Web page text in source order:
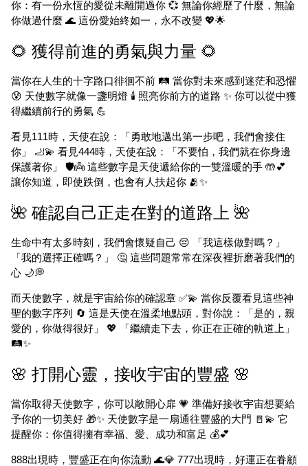
你：有一份永恆的愛從未離開過你 💞 無論你經歷了什麼，無論
你做過什麼 🌊 這份愛始終如一，永不改變 💖🌟
🌻 獲得前進的勇氣與力量 🌻
當你在人生的十字路口徘徊不前 🛤️ 當你對未來感到迷茫和恐懼
😰 天使數字就像一盞明燈 🕯️ 照亮你前方的道路 ✨ 你可以從中獲
得繼續前行的勇氣 💪
看見111時，天使在說：「勇敢地邁出第一步吧，我們會接住
你」 🦶💫 看見444時，天使在說：「不要怕，我們就在你身邊
保護著你」 🛡️👼 這些數字是天使遞給你的一雙溫暖的手 🤲💕
讓你知道，即使跌倒，也會有人扶起你 🫂✨
🌺 確認自己正走在對的道路上 🌺
生命中有太多時刻，我們會懷疑自己 😔 「我這樣做對嗎？」
「我的選擇正確嗎？」 🤔 這些問題常常在深夜裡折磨著我們的
心 🌙💭
而天使數字，就是宇宙給你的確認章 ✅💫 當你反覆看見這些神
聖的數字序列 🔄 這是天使在溫柔地點頭，對你說：「是的，親
愛的，你做得很好」 💖 「繼續走下去，你正在正確的軌道上」
🛤️✨
🌸 打開心靈，接收宇宙的豐盛 🌸
當你取得天使數字，你可以敞開心扉 💗 準備好接收宇宙想要給
予你的一切美好 🎁✨ 天使數字是一扇通往豐盛的大門 🚪💫 它
提醒你：你值得擁有幸福、愛、成功和富足 💰💕
888出現時，豐盛正在向你流動 🌊💎 777出現時，好運正在眷顧